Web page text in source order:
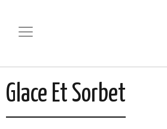
Glace Et Sorbet